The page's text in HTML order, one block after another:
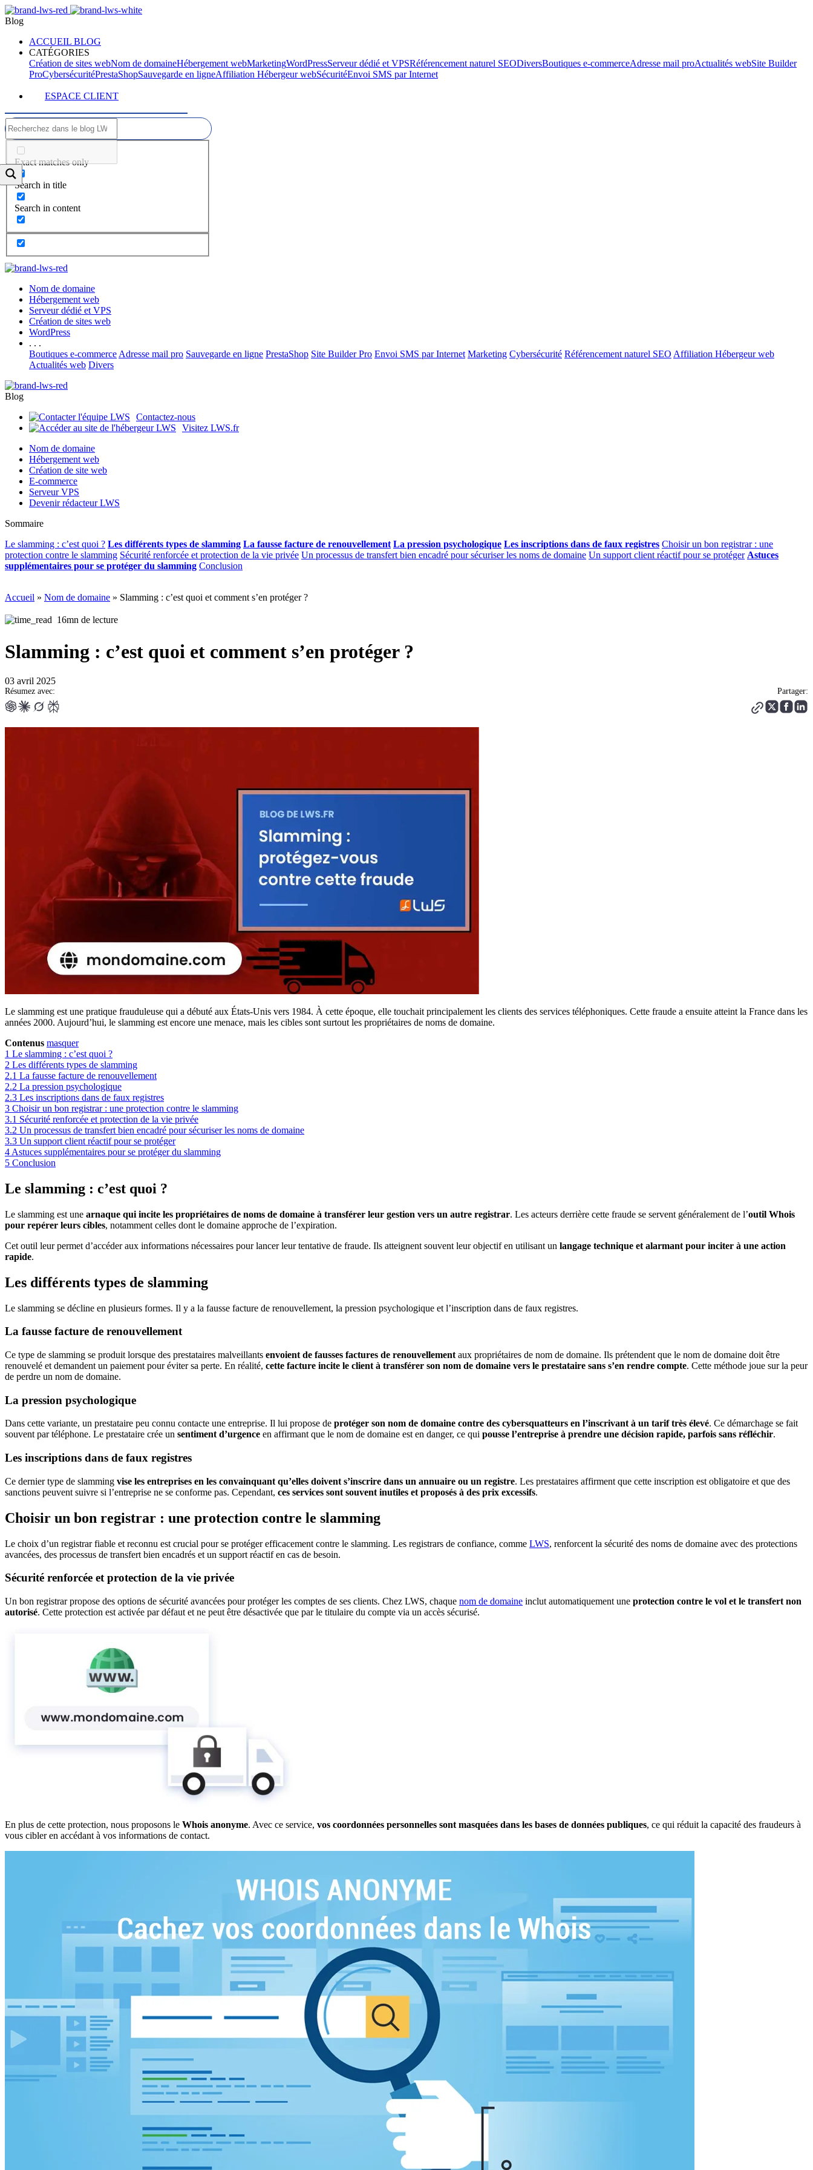
Blog
ACCUEIL BLOG
CATÉGORIES
Création de sites webNom de domaineHébergement webMarketingWordPressServeur dédié et VPSRéférencement naturel SEODiversBoutiques e-commerceAdresse mail proActualités webSite Builder
ProCybersécuritéPrestaShopSauvegarde en ligneAffiliation Hébergeur webSécuritéEnvoi SMS par Internet
ESPACE CLIENT
Exact matches only
Search in title
Search in content
Nom de domaine
Hébergement web
Serveur dédié et VPS
Création de sites web
WordPress
. . .
Boutiques e-commerce Adresse mail pro Sauvegarde en ligne PrestaShop Site Builder Pro Envoi SMS par Internet Marketing Cybersécurité Référencement naturel SEO Affiliation Hébergeur web
Actualités web Divers
Blog
Contactez-nous
Visitez LWS.fr
Nom de domaine
Hébergement web
Création de site web
E-commerce
Serveur VPS
Devenir rédacteur LWS
Sommaire
Le slamming : c’est quoi ? Les différents types de slamming La fausse facture de renouvellement La pression psychologique Les inscriptions dans de faux registres Choisir un bon registrar : une
protection contre le slamming Sécurité renforcée et protection de la vie privée Un processus de transfert bien encadré pour sécuriser les noms de domaine Un support client réactif pour se protéger Astuces
supplémentaires pour se protéger du slamming Conclusion
Accueil » Nom de domaine » Slamming : c’est quoi et comment s’en protéger ?
16mn de lecture
Slamming : c’est quoi et comment s’en protéger ?
03 avril 2025
Résumez avec: Partager:
Le slamming est une pratique frauduleuse qui a débuté aux États-Unis vers 1984. À cette époque, elle touchait principalement les clients des services téléphoniques. Cette fraude a ensuite atteint la France dans les
années 2000. Aujourd’hui, le slamming est encore une menace, mais les cibles sont surtout les propriétaires de noms de domaine.
Contenus masquer
1 Le slamming : c’est quoi ?
2 Les différents types de slamming
2.1 La fausse facture de renouvellement
2.2 La pression psychologique
2.3 Les inscriptions dans de faux registres
3 Choisir un bon registrar : une protection contre le slamming
3.1 Sécurité renforcée et protection de la vie privée
3.2 Un processus de transfert bien encadré pour sécuriser les noms de domaine
3.3 Un support client réactif pour se protéger
4 Astuces supplémentaires pour se protéger du slamming
5 Conclusion
Le slamming : c’est quoi ?
Le slamming est une arnaque qui incite les propriétaires de noms de domaine à transférer leur gestion vers un autre registrar. Les acteurs derrière cette fraude se servent généralement de l’outil Whois
pour repérer leurs cibles, notamment celles dont le domaine approche de l’expiration.
Cet outil leur permet d’accéder aux informations nécessaires pour lancer leur tentative de fraude. Ils atteignent souvent leur objectif en utilisant un langage technique et alarmant pour inciter à une action
rapide.
Les différents types de slamming
Le slamming se décline en plusieurs formes. Il y a la fausse facture de renouvellement, la pression psychologique et l’inscription dans de faux registres.
La fausse facture de renouvellement
Ce type de slamming se produit lorsque des prestataires malveillants envoient de fausses factures de renouvellement aux propriétaires de nom de domaine. Ils prétendent que le nom de domaine doit être
renouvelé et demandent un paiement pour éviter sa perte. En réalité, cette facture incite le client à transférer son nom de domaine vers le prestataire sans s’en rendre compte. Cette méthode joue sur la peur
de perdre un nom de domaine.
La pression psychologique
Dans cette variante, un prestataire peu connu contacte une entreprise. Il lui propose de protéger son nom de domaine contre des cybersquatteurs en l’inscrivant à un tarif très élevé. Ce démarchage se fait
souvent par téléphone. Le prestataire crée un sentiment d’urgence en affirmant que le nom de domaine est en danger, ce qui pousse l’entreprise à prendre une décision rapide, parfois sans réfléchir.
Les inscriptions dans de faux registres
Ce dernier type de slamming vise les entreprises en les convainquant qu’elles doivent s’inscrire dans un annuaire ou un registre. Les prestataires affirment que cette inscription est obligatoire et que des
sanctions peuvent suivre si l’entreprise ne se conforme pas. Cependant, ces services sont souvent inutiles et proposés à des prix excessifs.
Choisir un bon registrar : une protection contre le slamming
Le choix d’un registrar fiable et reconnu est crucial pour se protéger efficacement contre le slamming. Les registrars de confiance, comme LWS, renforcent la sécurité des noms de domaine avec des protections
avancées, des processus de transfert bien encadrés et un support réactif en cas de besoin.
Sécurité renforcée et protection de la vie privée
Un bon registrar propose des options de sécurité avancées pour protéger les comptes de ses clients. Chez LWS, chaque nom de domaine inclut automatiquement une protection contre le vol et le transfert non
autorisé. Cette protection est activée par défaut et ne peut être désactivée que par le titulaire du compte via un accès sécurisé.
En plus de cette protection, nous proposons le Whois anonyme. Avec ce service, vos coordonnées personnelles sont masquées dans les bases de données publiques, ce qui réduit la capacité des fraudeurs à
vous cibler en accédant à vos informations de contact.